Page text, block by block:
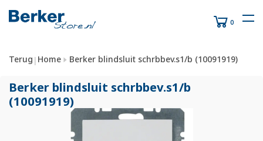
0
Terug | Home Berker blindsluit schrbbev.s1/b (10091919)
Berker blindsluit schrbbev.s1/b
(10091919)